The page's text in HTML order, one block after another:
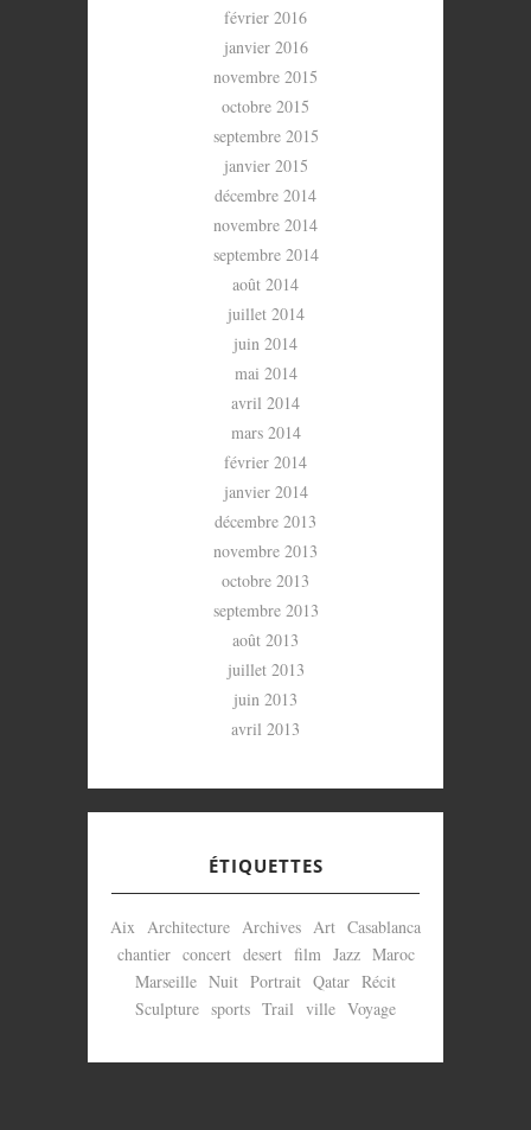
février 2016
janvier 2016
novembre 2015
octobre 2015
septembre 2015
janvier 2015
décembre 2014
novembre 2014
septembre 2014
août 2014
juillet 2014
juin 2014
mai 2014
avril 2014
mars 2014
février 2014
janvier 2014
décembre 2013
novembre 2013
octobre 2013
septembre 2013
août 2013
juillet 2013
juin 2013
avril 2013
ÉTIQUETTES
Aix Architecture Archives Art Casablanca
chantier concert desert film Jazz Maroc
Marseille Nuit Portrait Qatar Récit
Sculpture sports Trail ville Voyage